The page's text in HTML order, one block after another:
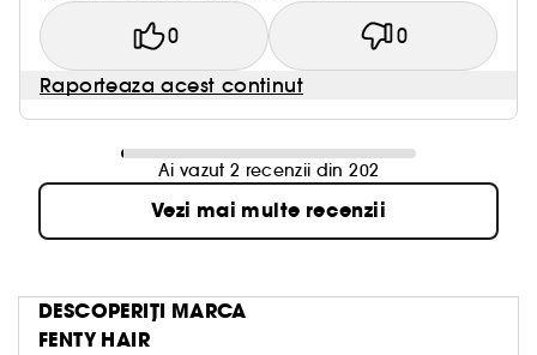
0 0
Raporteaza acest continut
Ai vazut 2 recenzii din 202
Vezi mai multe recenzii
DESCOPERIȚI MARCA
FENTY HAIR